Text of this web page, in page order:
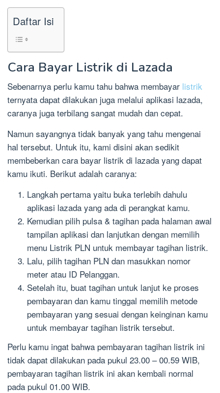
Daftar Isi
Cara Bayar Listrik di Lazada
Sebenarnya perlu kamu tahu bahwa membayar listrik
ternyata dapat dilakukan juga melalui aplikasi lazada,
caranya juga terbilang sangat mudah dan cepat.
Namun sayangnya tidak banyak yang tahu mengenai
hal tersebut. Untuk itu, kami disini akan sedikit
membeberkan cara bayar listrik di lazada yang dapat
kamu ikuti. Berikut adalah caranya:
Langkah pertama yaitu buka terlebih dahulu
aplikasi lazada yang ada di perangkat kamu.
Kemudian pilih pulsa & tagihan pada halaman awal
tampilan aplikasi dan lanjutkan dengan memilih
menu Listrik PLN untuk membayar tagihan listrik.
Lalu, pilih tagihan PLN dan masukkan nomor
meter atau ID Pelanggan.
Setelah itu, buat tagihan untuk lanjut ke proses
pembayaran dan kamu tinggal memilih metode
pembayaran yang sesuai dengan keinginan kamu
untuk membayar tagihan listrik tersebut.
Perlu kamu ingat bahwa pembayaran tagihan listrik ini
tidak dapat dilakukan pada pukul 23.00 – 00.59 WIB,
pembayaran tagihan listrik ini akan kembali normal
pada pukul 01.00 WIB.